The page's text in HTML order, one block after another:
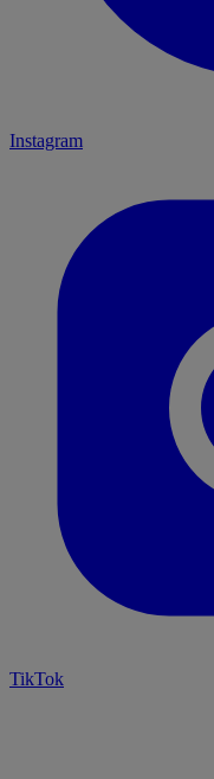
Instagram
TikTok